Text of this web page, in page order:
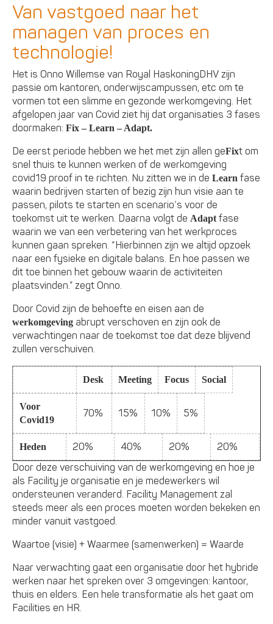
Van vastgoed naar het
managen van proces en
technologie!
Het is Onno Willemse van Royal HaskoningDHV zijn
passie om kantoren, onderwijscampussen, etc om te
vormen tot een slimme en gezonde werkomgeving. Het
afgelopen jaar van Covid ziet hij dat organisaties 3 fases
doormaken:Fix – Learn – Adapt.
De eerst periode hebben we het met zijn allen geFixt om
snel thuis te kunnen werken of de werkomgeving
covid19 proof in te richten. Nu zitten we in deLearn fase
waarin bedrijven starten of bezig zijn hun visie aan te
passen, pilots te starten en scenario’s voor de
toekomst uit te werken. Daarna volgt deAdaptfase
waarin we van een verbetering van het werkproces
kunnen gaan spreken. “Hierbinnen zijn we altijd opzoek
naar een fysieke en digitale balans. En hoe passen we
dit toe binnen het gebouw waarin de activiteiten
plaatsvinden.” zegt Onno.
Door Covid zijn de behoefte en eisen aan de
werkomgeving abrupt verschoven en zijn ook de
verwachtingen naar de toekomst toe dat deze blijvend
zullen verschuiven.
Desk Meeting Focus Social
Voor
Covid19
70% 15% 10% 5%
Heden 20% 40% 20%
20%
Door deze verschuiving van de werkomgeving en hoe je
als Facility je organisatie en je medewerkers wil
ondersteunen veranderd. Facility Management zal
steeds meer als een proces moeten worden bekeken en
minder vanuit vastgoed.
Waartoe (visie) + Waarmee (samenwerken) = Waarde
Naar verwachting gaat een organisatie door het hybride
werken naar het spreken over 3 omgevingen: kantoor,
thuis en elders. Een hele transformatie als het gaat om
Facilities en HR.